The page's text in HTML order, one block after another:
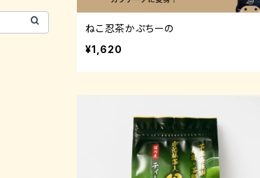
ねこ忍茶かぷちーの
¥1,620